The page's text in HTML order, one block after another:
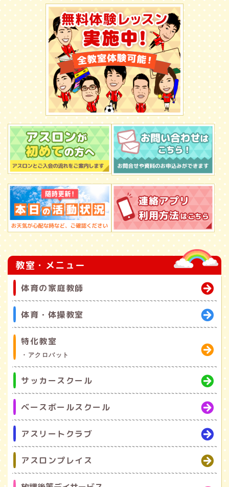
教室・メニュー
体育の家庭教師
体育・体操教室
特化教室
・アクロバット
サッカースクール
ベースボールスクール
アスリートクラブ
アスロンプレイス